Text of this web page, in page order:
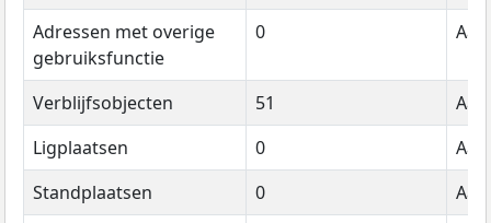
Adressen met overige
gebruiksfunctie
0
Verblijfsobjecten 51
Ligplaatsen
0
Standplaatsen
0